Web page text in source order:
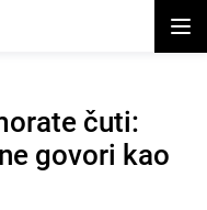
čuti:
govori kao